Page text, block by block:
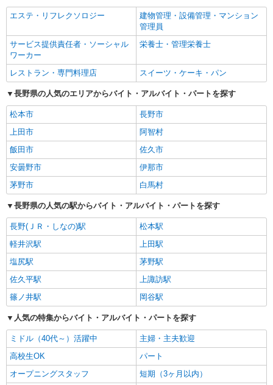
エステ・リフレクソロジー
建物管理・設備管理・マンション
管理員
サービス提供責任者・ソーシャル
ワーカー
栄養士・管理栄養士
レストラン・専門料理店 スイーツ・ケーキ・パン
長野県の人気のエリアからバイト・アルバイト・パートを探す
松本市
長野市
上田市
阿智村
飯田市
佐久市
安曇野市
伊那市
茅野市
白馬村
長野県の人気の駅からバイト・アルバイト・パートを探す
長野(ＪＲ・しなの)駅
松本駅
軽井沢駅
上田駅
塩尻駅
茅野駅
佐久平駅
上諏訪駅
篠ノ井駅
岡谷駅
人気の特集からバイト・アルバイト・パートを探す
ミドル（40代～）活躍中
主婦・主夫歓迎
高校生OK
パート
オープニングスタッフ
短期（3ヶ月以内）